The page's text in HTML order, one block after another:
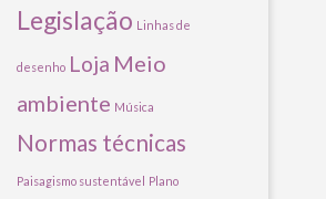
Legislação Linhas de
desenho Loja Meio
ambiente Música
Normas técnicas
Paisagismo sustentável Plano